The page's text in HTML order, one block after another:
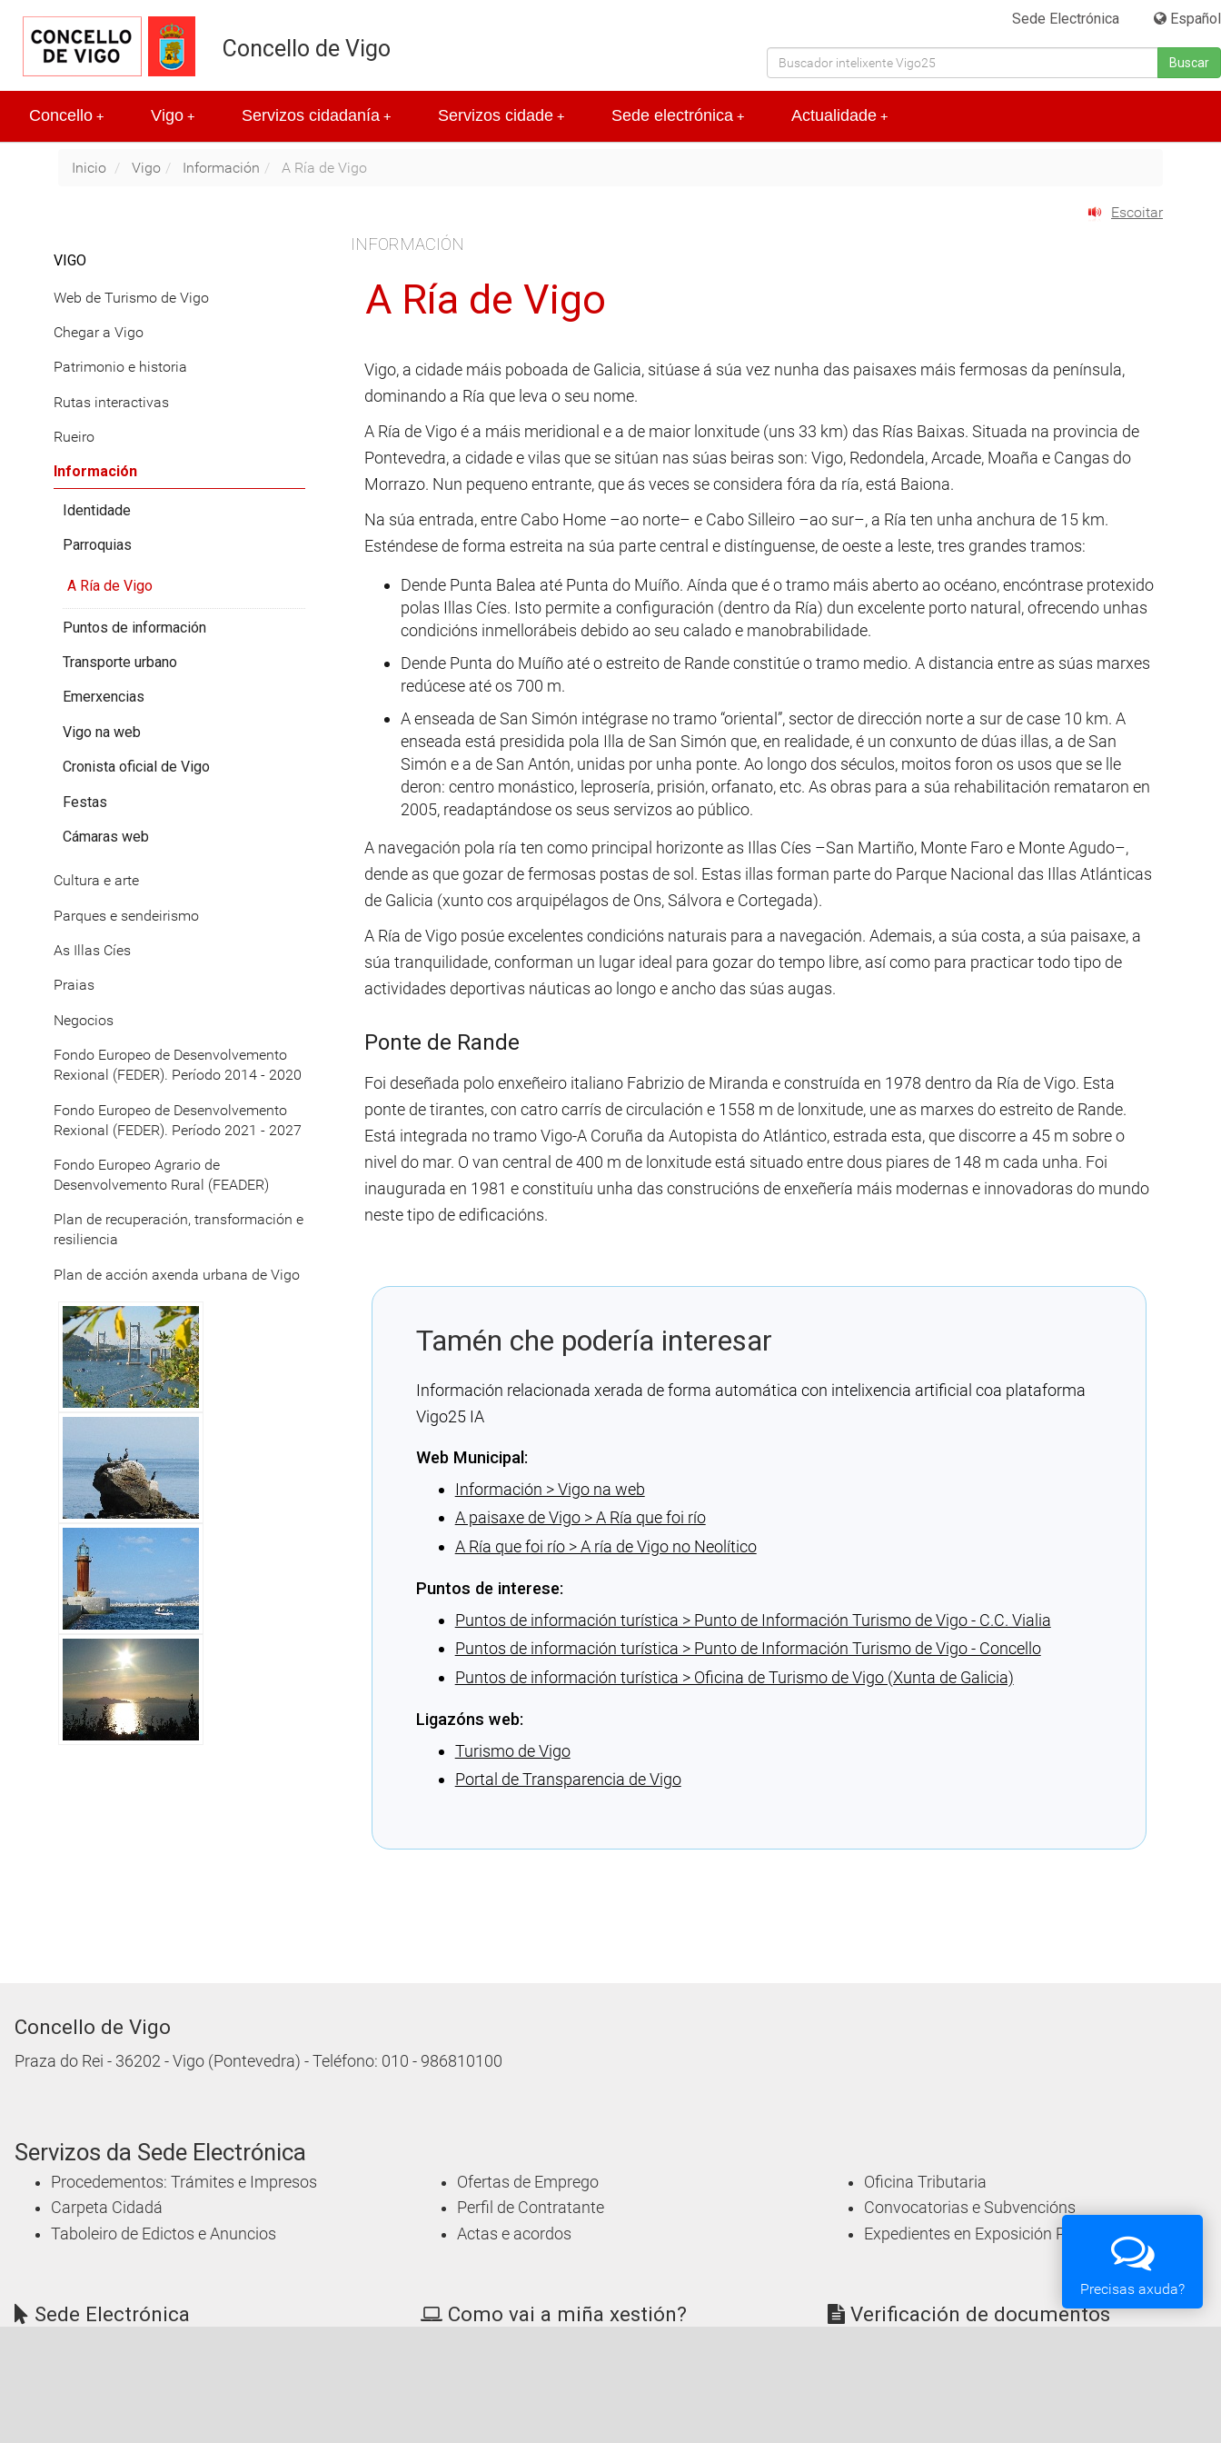
Sede Electrónica Español
Buscar
Concello de Vigo
+
Concello +
Vigo +
Servizos cidadanía +
Servizos cidade +
Sede electrónica +
Actualidade
Inicio Vigo Información A Ría de Vigo
Escoitar
INFORMACIÓN
A Ría de Vigo
Vigo, a cidade máis poboada de Galicia, sitúase á súa vez nunha das paisaxes máis fermosas da península,
dominando a Ría que leva o seu nome.
A Ría de Vigo é a máis meridional e a de maior lonxitude (uns 33 km) das Rías Baixas. Situada na provincia de
Pontevedra, a cidade e vilas que se sitúan nas súas beiras son: Vigo, Redondela, Arcade, Moaña e Cangas do
Morrazo. Nun pequeno entrante, que ás veces se considera fóra da ría, está Baiona.
Na súa entrada, entre Cabo Home –ao norte– e Cabo Silleiro –ao sur–, a Ría ten unha anchura de 15 km.
Esténdese de forma estreita na súa parte central e distínguense, de oeste a leste, tres grandes tramos:
Dende Punta Balea até Punta do Muíño. Aínda que é o tramo máis aberto ao océano, encóntrase protexido
polas Illas Cíes. Isto permite a configuración (dentro da Ría) dun excelente porto natural, ofrecendo unhas
condicións inmellorábeis debido ao seu calado e manobrabilidade.
Dende Punta do Muíño até o estreito de Rande constitúe o tramo medio. A distancia entre as súas marxes
redúcese até os 700 m.
A enseada de San Simón intégrase no tramo “oriental”, sector de dirección norte a sur de case 10 km. A
enseada está presidida pola Illa de San Simón que, en realidade, é un conxunto de dúas illas, a de San
Simón e a de San Antón, unidas por unha ponte. Ao longo dos séculos, moitos foron os usos que se lle
deron: centro monástico, leprosería, prisión, orfanato, etc. As obras para a súa rehabilitación remataron en
2005, readaptándose os seus servizos ao público.
A navegación pola ría ten como principal horizonte as Illas Cíes –San Martiño, Monte Faro e Monte Agudo–,
dende as que gozar de fermosas postas de sol. Estas illas forman parte do Parque Nacional das Illas Atlánticas
de Galicia (xunto cos arquipélagos de Ons, Sálvora e Cortegada).
A Ría de Vigo posúe excelentes condicións naturais para a navegación. Ademais, a súa costa, a súa paisaxe, a
súa tranquilidade, conforman un lugar ideal para gozar do tempo libre, así como para practicar todo tipo de
actividades deportivas náuticas ao longo e ancho das súas augas.
Ponte de Rande
Foi deseñada polo enxeñeiro italiano Fabrizio de Miranda e construída en 1978 dentro da Ría de Vigo. Esta
ponte de tirantes, con catro carrís de circulación e 1558 m de lonxitude, une as marxes do estreito de Rande.
Está integrada no tramo Vigo-A Coruña da Autopista do Atlántico, estrada esta, que discorre a 45 m sobre o
nivel do mar. O van central de 400 m de lonxitude está situado entre dous piares de 148 m cada unha. Foi
inaugurada en 1981 e constituíu unha das construcións de enxeñería máis modernas e innovadoras do mundo
neste tipo de edificacións.
Tamén che podería interesar
Información relacionada xerada de forma automática con intelixencia artificial coa plataforma
Vigo25 IA
Web Municipal:
Información > Vigo na web
A paisaxe de Vigo > A Ría que foi río
A Ría que foi río > A ría de Vigo no Neolítico
Puntos de interese:
Puntos de información turística > Punto de Información Turismo de Vigo - C.C. Vialia
Puntos de información turística > Punto de Información Turismo de Vigo - Concello
Puntos de información turística > Oficina de Turismo de Vigo (Xunta de Galicia)
Ligazóns web:
Turismo de Vigo
Portal de Transparencia de Vigo
VIGO
Web de Turismo de Vigo
Chegar a Vigo
Patrimonio e historia
Rutas interactivas
Rueiro
Información
Identidade
Parroquias
A Ría de Vigo
Puntos de información
Transporte urbano
Emerxencias
Vigo na web
Cronista oficial de Vigo
Festas
Cámaras web
Cultura e arte
Parques e sendeirismo
As Illas Cíes
Praias
Negocios
Fondo Europeo de Desenvolvemento
Rexional (FEDER). Período 2014 - 2020
Fondo Europeo de Desenvolvemento
Rexional (FEDER). Período 2021 - 2027
Fondo Europeo Agrario de
Desenvolvemento Rural (FEADER)
Plan de recuperación, transformación e
resiliencia
Plan de acción axenda urbana de Vigo
Concello de Vigo
Praza do Rei - 36202 - Vigo (Pontevedra) - Teléfono: 010 - 986810100
Servizos da Sede Electrónica
Procedementos: Trámites e Impresos
Carpeta Cidadá
Taboleiro de Edictos e Anuncios
Ofertas de Emprego
Perfil de Contratante
Actas e acordos
Oficina Tributaria
Convocatorias e Subvencións
Expedientes en Exposición Pública
Sede Electrónica Como vai a miña xestión? Verificación de documentos
Precisas axuda?